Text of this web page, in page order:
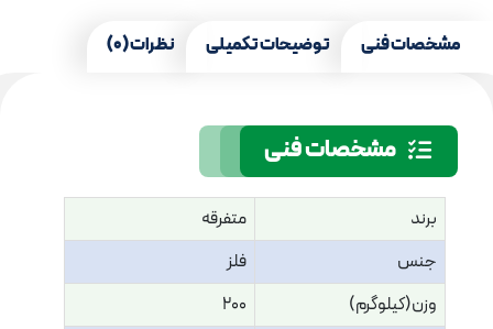
مشخصات فنی توضیحات تکمیلی نظرات (0)
مشخصات فنی
برند
متفرقه
جنس
فلز
وزن(کیلوگرم)
200